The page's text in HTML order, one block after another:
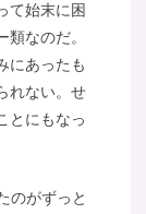
て始末に困
なのだ。
にあったも
れない。せ
とにもなっ
のがずっと